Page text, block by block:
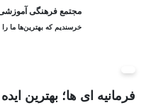
مجتمع فرهنگی
خرسندیم که بهترین‌ها ما را
فرمانیه ای ها؛ بهترین